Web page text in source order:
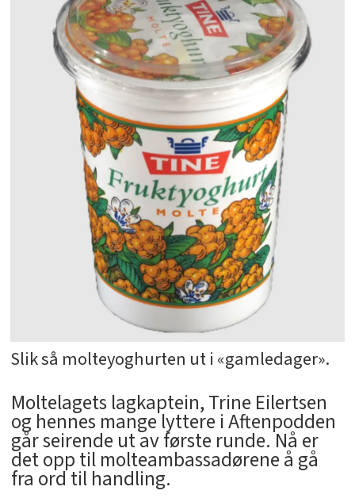
Slik så molteyoghurten ut i «gamledager».
Moltelagets lagkaptein, Trine Eilertsen
og hennes mange lyttere i Aftenpodden
går seirende ut av første runde. Nå er
det opp til molteambassadørene å gå
fra ord til handling.